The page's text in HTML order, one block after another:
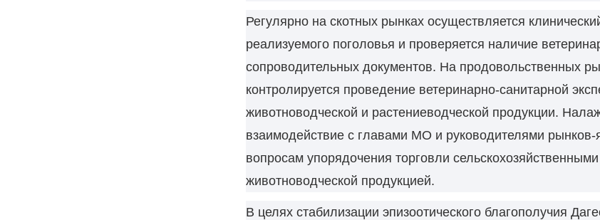
Регулярно на скотных рынках осуществляется
реализуемого поголовья и проверяется наличие
сопроводительных документов. На продовольственных
контролируется проведение ветеринарно-санитарной
животноводческой и растениеводческой продукции.
взаимодействие с главами МО и руководителями рынков-
вопросам упорядочения торговли
животноводческой продукцией.
В целях стабилизации эпизоотического благополучия